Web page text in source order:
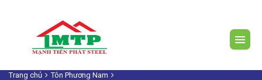
Trang chủ
Tôn Phương Nam